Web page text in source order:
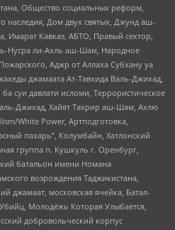
Общество социальных реформ,
наследия, Дом двух святых, Джунд аш-
Имарат Кавказ, АБТО, Правый сектор,
Нусра ли-Ахль аш-Шам, Народное
Аджр от Аллаха Субхану уа
джамаата Ат-Тавхида Валь-Джихад,
суи давлати исломи, Террористическое
Джихад, Хайят Тахрир аш-Шам, Ахлю
White Power, Артподготовка,
пахарь”, Колумбайн, Хатлонский
группа п. Кушкуль г. Оренбург,
батальон имени Номана
возрождения Таджикистана,
джамаат, московская ячейка, Батал-
Молодёжь Которая Улыбается,
добровольческий корпус